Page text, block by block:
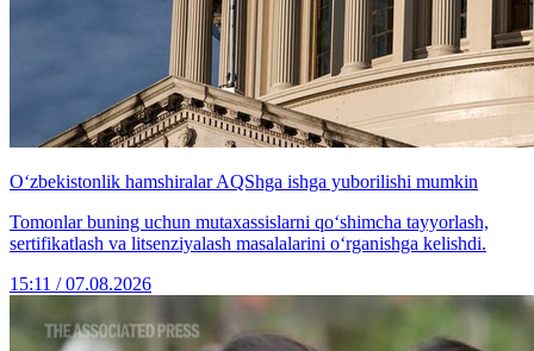
O‘zbekistonlik hamshiralar AQShga ishga yuborilishi mumkin
Tomonlar buning uchun mutaxassislarni qo‘shimcha tayyorlash,
sertifikatlash va litsenziyalash masalalarini o‘rganishga kelishdi.
15:11 / 07.08.2026